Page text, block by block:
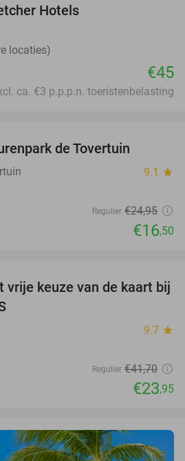
Hotels
locaties)
€45
ca. €3 p.p.p.n. toeristenbelasting
de Tovertuin
9.1 star
Regulier €24,95
€16,50
43%
vrije keuze van de kaart bij
9.7 star
Regulier €41,70
€23,95